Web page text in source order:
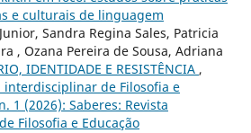
e culturais de linguagem
Sandra Regina Sales, Patricia
, Ozana Pereira de Sousa, Adriana
IDENTIDADE E RESISTÊNCIA ,
interdisciplinar de Filosofia e
1 (2026): Saberes: Revista
Filosofia e Educação